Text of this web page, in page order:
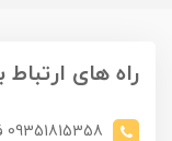
راه های
09351815358 فقط به صورت پیامک - 08632241297